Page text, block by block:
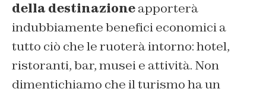
della destinazioneapporterà
indubbiamente benefici economici a
tutto ciò che le ruoterà intorno: hotel,
ristoranti, bar, musei e attività. Non
dimentichiamo che il turismo ha un